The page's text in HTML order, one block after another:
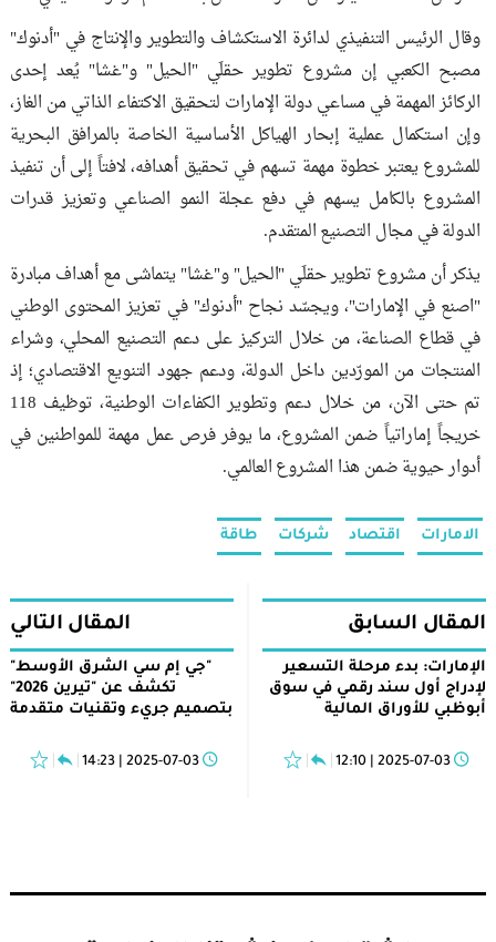
وقال الرئيس التنفيذي لدائرة الاستكشاف والتطوير والإنتاج في "أدنوك"
مصبح الكعبي إن مشروع تطوير حقلَي "الحيل" و"غشا" يُعد إحدى
الركائز المهمة في مساعي دولة الإمارات لتحقيق الاكتفاء الذاتي من الغاز،
وإن استكمال عملية إبحار الهياكل الأساسية الخاصة بالمرافق البحرية
للمشروع يعتبر خطوة مهمة تسهم في تحقيق أهدافه، لافتاً إلى أن تنفيذ
المشروع بالكامل يسهم في دفع عجلة النمو الصناعي وتعزيز قدرات
الدولة في مجال التصنيع المتقدم.
يذكر أن مشروع تطوير حقلَي "الحيل" و"غشا" يتماشى مع أهداف مبادرة
"اصنع في الإمارات"، ويجسّد نجاح "أدنوك" في تعزيز المحتوى الوطني
في قطاع الصناعة، من خلال التركيز على دعم التصنيع المحلي، وشراء
المنتجات من المورّدين داخل الدولة، ودعم جهود التنويع الاقتصادي؛ إذ
تم حتى الآن، من خلال دعم وتطوير الكفاءات الوطنية، توظيف 118
خريجاً إماراتياً ضمن المشروع، ما يوفر فرص عمل مهمة للمواطنين في
أدوار حيوية ضمن هذا المشروع العالمي.
الامارات اقتصاد شركات طاقة
المقال السابق
الإمارات: بدء مرحلة التسعير
لإدراج أول سند رقمي في سوق
أبوظبي للأوراق المالية
2025-07-03 | 12:10
المقال التالي
"جي إم سي الشرق الأوسط"
تكشف عن "تيرين 2026"
بتصميم جريء وتقنيات متقدمة
2025-07-03 | 14:23